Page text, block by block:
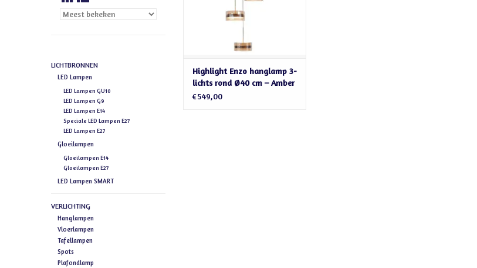
LICHTBRONNEN
LED Lampen
LED Lampen GU10
LED Lampen G9
LED Lampen E14
Speciale LED Lampen E27
LED Lampen E27
Gloeilampen
Gloeilampen E14
Gloeilampen E27
LED Lampen SMART
VERLICHTING
Hanglampen
Vloerlampen
Tafellampen
Spots
Plafondlamp
Highlight Enzo hanglamp 3-
lichts rond Ø40 cm – Amber
glas – Zwart/Brons LED
€549,00